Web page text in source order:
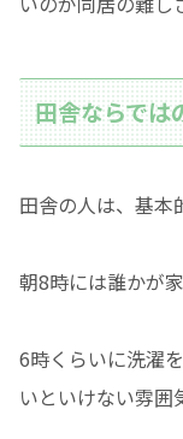
田舎ならでは
田舎の人は、基本
朝8時には誰かが
6時くらいに洗濯
いといけない雰囲